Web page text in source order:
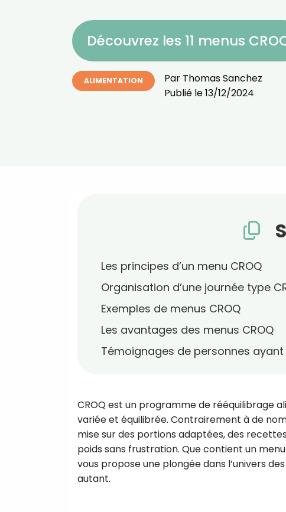
Découvrez les 11 menus
ALIMENTATION Par Thomas Sanchez
Publié le13/12/2024
Les principes d’un menu CROQ
Organisation d’une journée type
Exemples de menus CROQ
Les avantages des menus CROQ
Témoignages de personnes ayant
CROQ est un programme de rééquilibrage
variée et équilibrée. Contrairement à de
mise sur des portions adaptées, des
poids sans frustration. Que contient un
vous propose une plongée dans l’univers
autant.